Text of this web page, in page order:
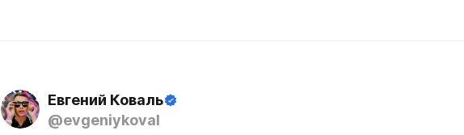
Евгений Коваль
@evgeniykoval